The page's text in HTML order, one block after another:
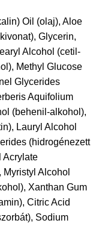
Oil (olaj), Aloe
Glycerin,
Alcohol (cetil-
Methyl Glucose
Glycerides
Aquifolium
(behenil-alkohol),
Lauryl Alcohol
(hidrogénezett
Acrylate
Alcohol
Xanthan Gum
Citric Acid
Sodium